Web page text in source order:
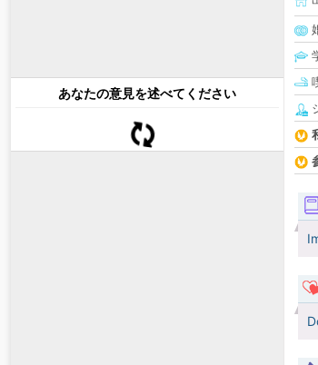
あなたの意見を述べてください